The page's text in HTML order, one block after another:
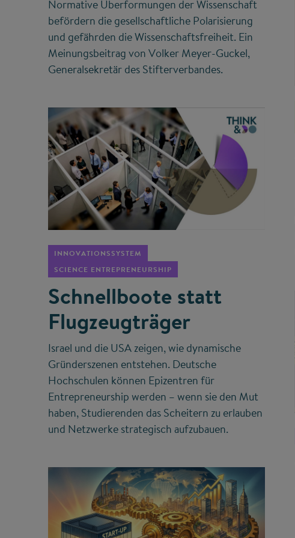
Normative Überformungen der Wissenschaft
befördern die gesellschaftliche Polarisierung
und gefährden die Wissenschaftsfreiheit. Ein
Meinungsbeitrag von Volker Meyer-Guckel,
Generalsekretär des Stifterverbandes.
INNOVATIONSSYSTEM
SCIENCE ENTREPRENEURSHIP
Schnellboote statt
Flugzeugträger
Israel und die USA zeigen, wie dynamische
Gründerszenen entstehen. Deutsche
Hochschulen können Epizentren für
Entrepreneurship werden – wenn sie den Mut
haben, Studierenden das Scheitern zu erlauben
und Netzwerke strategisch aufzubauen.